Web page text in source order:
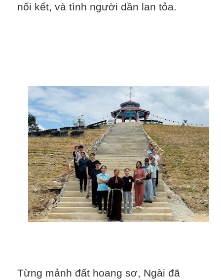
nối kết, và tình người dần lan tỏa.
Từng mảnh đất hoang sơ, Ngài đã